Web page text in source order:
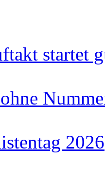
startet
2026